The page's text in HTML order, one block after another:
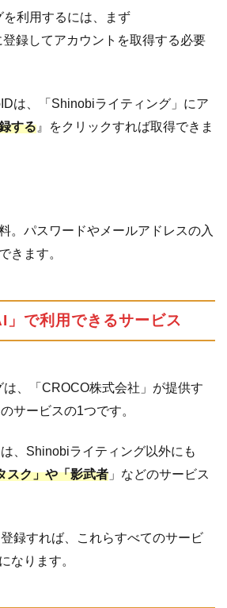
利用するには、まず
登録してアカウントを取得する必要
は、「Shinobiライティング」にア
する 』をクリックすれば取得できま
。パスワードやメールアドレスの入
きます。
」で利用できるサービス
、「CROCO株式会社」が提供す
サービスの1つです。
、Shinobiライティング以外にも
スク」や「影武者 」などのサービス
録すれば、これらすべてのサービ
なります。